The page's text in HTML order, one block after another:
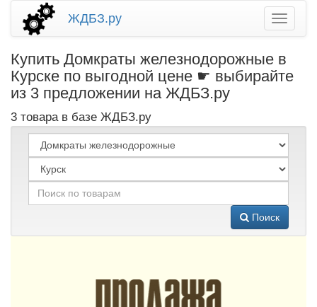
ЖДБЗ.ру
Купить Домкраты железнодорожные в
Курске по выгодной цене ☛ выбирайте
из 3 предложении на ЖДБЗ.ру
3 товара в базе ЖДБЗ.ру
Поиск